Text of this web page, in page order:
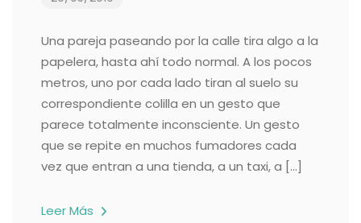
Una pareja paseando por la calle tira algo a la
papelera, hasta ahí todo normal. A los pocos
metros, uno por cada lado tiran al suelo su
correspondiente colilla en un gesto que
parece totalmente inconsciente. Un gesto
que se repite en muchos fumadores cada
vez que entran a una tienda, a un taxi, a […]
Leer Más